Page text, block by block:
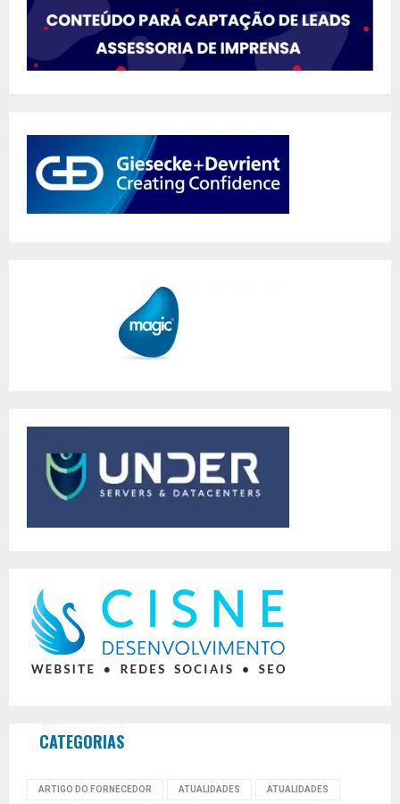
CATEGORIAS
ARTIGO DO FORNECEDOR ATUALIDADES ATUALIDADES